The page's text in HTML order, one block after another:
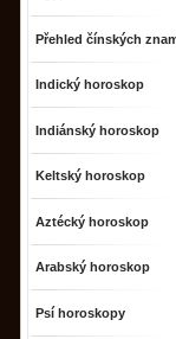
Přehled čínských
Indický horoskop
Indiánský horoskop
Keltský horoskop
Aztécký horoskop
Arabský horoskop
Psí horoskopy